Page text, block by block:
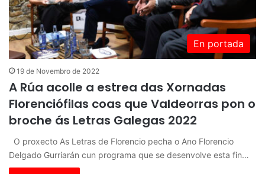
En portada
19 de Novembro de 2022
A Rúa acolle a estrea das Xornadas
Florenciófilas coas que Valdeorras pon o
broche ás Letras Galegas 2022
O proxecto As Letras de Florencio pecha o Ano Florencio
Delgado Gurriarán cun programa que se desenvolve esta fin…